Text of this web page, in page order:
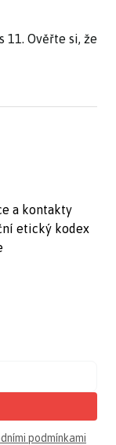
11. Ověřte si, že
a kontakty
etický kodex
podmínkami